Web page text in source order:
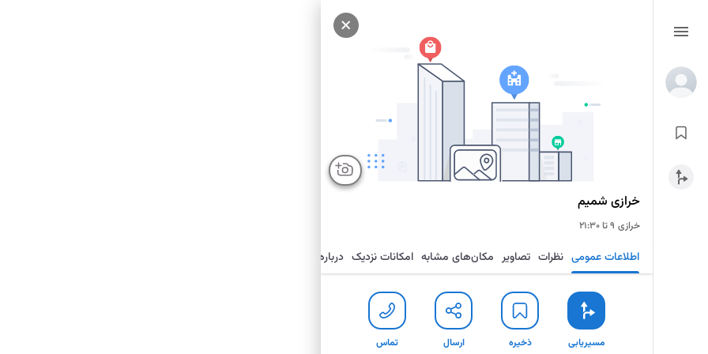
خرازی شمیم
خرازی ۹ تا ۲۱:۳۰
اطلاعات عمومی نظرات تصاویر مکان‌های مشابه امکانات نزدیک درباره
مسیریابی ذخیره ارسال تماس